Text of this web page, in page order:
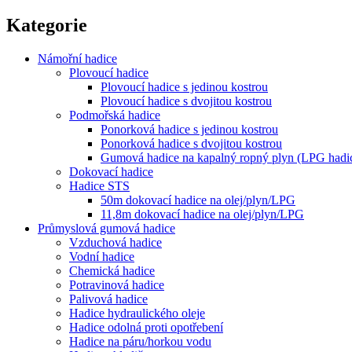
Kategorie
Námořní hadice
Plovoucí hadice
Plovoucí hadice s jedinou kostrou
Plovoucí hadice s dvojitou kostrou
Podmořská hadice
Ponorková hadice s jedinou kostrou
Ponorková hadice s dvojitou kostrou
Gumová hadice na kapalný ropný plyn (LPG
Dokovací hadice
Hadice STS
50m dokovací hadice na olej/plyn/LPG
11,8m dokovací hadice na olej/plyn/LPG
Průmyslová gumová hadice
Vzduchová hadice
Vodní hadice
Chemická hadice
Potravinová hadice
Palivová hadice
Hadice hydraulického oleje
Hadice odolná proti opotřebení
Hadice na páru/horkou vodu